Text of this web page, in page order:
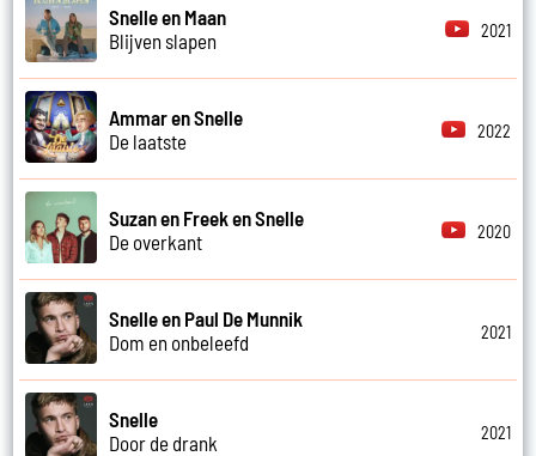
Snelle en Maan
Blijven slapen
2021
Ammar en Snelle
De laatste
2022
Suzan en Freek en Snelle
De overkant
2020
Snelle en Paul De Munnik
Dom en onbeleefd
2021
Snelle
Door de drank
2021